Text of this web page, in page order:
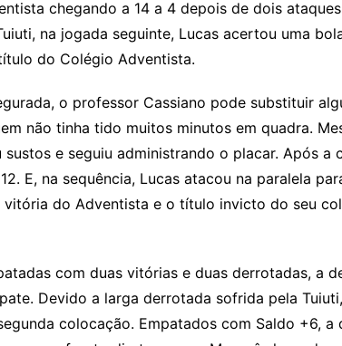
chegando a 14 a 4 depois de dois
na jogada seguinte, Lucas acertou uma
do Colégio Adventista.
o professor Cassiano pode substituir
não tinha tido muitos minutos em quadra.
e seguiu administrando o placar. Após a
E, na sequência, Lucas atacou na paralela
do Adventista e o título invicto do seu
com duas vitórias e duas derrotadas, a
Devido a larga derrotada sofrida pela
colocação. Empatados com Saldo +6, a